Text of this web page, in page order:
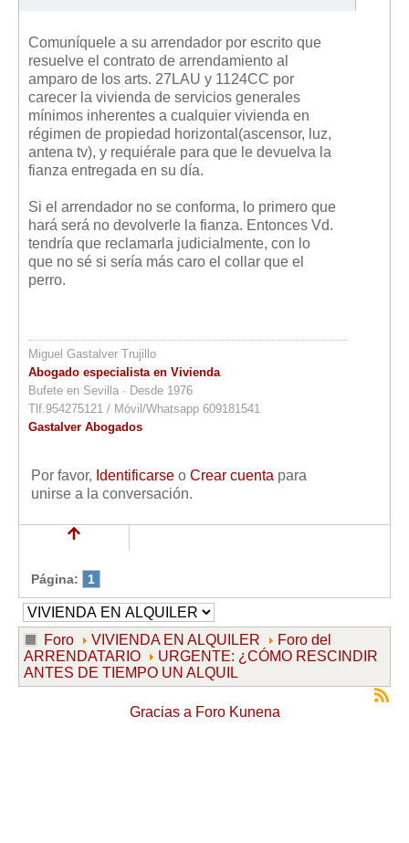
Comuníquele a su arrendador por escrito que
resuelve el contrato de arrendamiento al
amparo de los arts. 27LAU y 1124CC por
carecer la vivienda de servicios generales
mínimos inherentes a cualquier vivienda en
régimen de propiedad horizontal(ascensor, luz,
antena tv), y requiérale para que le devuelva la
fianza entregada en su día.
Si el arrendador no se conforma, lo primero que
hará será no devolverle la fianza. Entonces Vd.
tendría que reclamarla judicialmente, con lo
que no sé si sería más caro el collar que el
perro.
Miguel Gastalver Trujillo
Abogado especialista en Vivienda
Bufete en Sevilla · Desde 1976
Tlf.954275121 / Móvil/Whatsapp 609181541
Gastalver Abogados
Por favor, Identificarse o Crear cuenta para
unirse a la conversación.
Página: 1
Foro VIVIENDA EN ALQUILER
Foro del
ARRENDATARIO
URGENTE: ¿CÓMO RESCINDIR
ANTES DE TIEMPO UN ALQUIL
Gracias a Foro Kunena